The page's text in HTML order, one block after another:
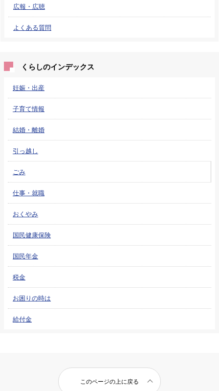
広報・広聴
よくある質問
くらしのインデックス
妊娠・出産
子育て情報
結婚・離婚
引っ越し
ごみ
仕事・就職
おくやみ
国民健康保険
国民年金
税金
お困りの時は
給付金
このページの上に戻る